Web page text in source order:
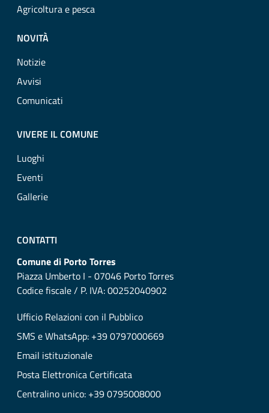
Agricoltura e pesca
NOVITÀ
Notizie
Avvisi
Comunicati
VIVERE IL COMUNE
Luoghi
Eventi
Gallerie
CONTATTI
Comune di Porto Torres
Piazza Umberto I - 07046 Porto Torres
Codice fiscale / P. IVA: 00252040902
Ufficio Relazioni con il Pubblico
SMS e WhatsApp: +39 0797000669
Email istituzionale
Posta Elettronica Certificata
Centralino unico: +39 0795008000